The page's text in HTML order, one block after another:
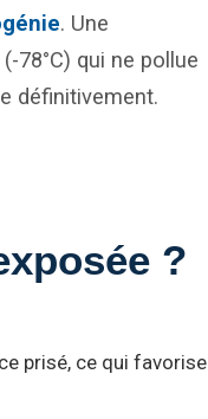
. Une
78°C) qui ne pollue
définitivement.
?
prisé, ce qui favorise